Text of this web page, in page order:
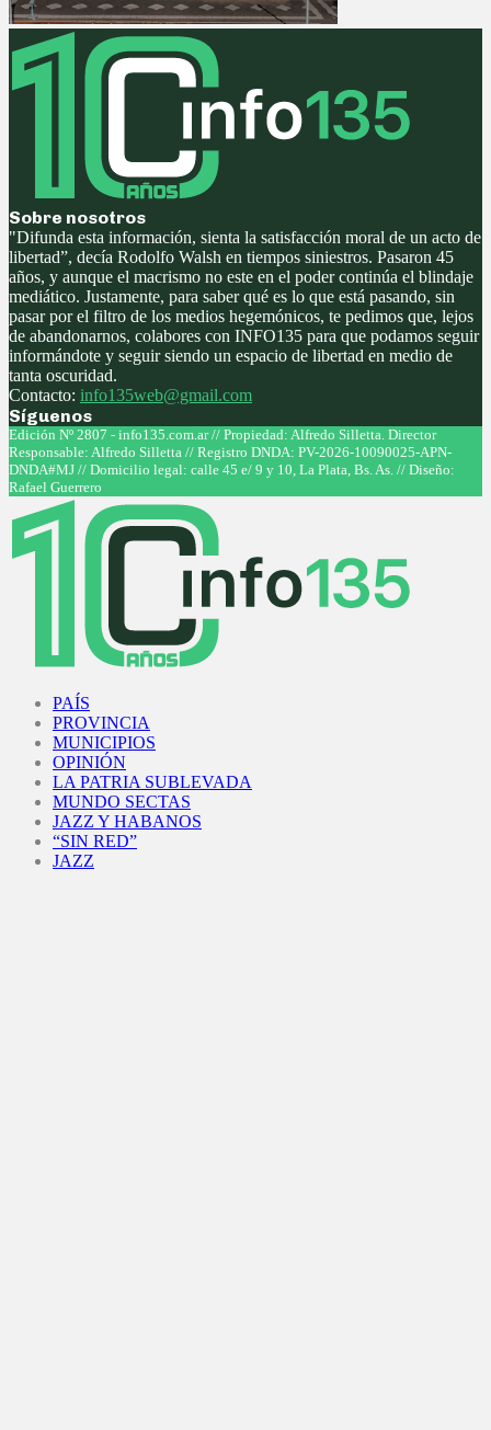
Sobre nosotros
"Difunda esta información, sienta la satisfacción moral de un acto de
libertad”, decía Rodolfo Walsh en tiempos siniestros. Pasaron 45
años, y aunque el macrismo no este en el poder continúa el blindaje
mediático. Justamente, para saber qué es lo que está pasando, sin
pasar por el filtro de los medios hegemónicos, te pedimos que, lejos
de abandonarnos, colabores con INFO135 para que podamos seguir
informándote y seguir siendo un espacio de libertad en medio de
tanta oscuridad.
Contacto: info135web@gmail.com
Síguenos
Facebook
Twitter
Instagram
Youtube
Edición Nº 2807 - info135.com.ar // Propiedad: Alfredo Silletta. Director
Responsable: Alfredo Silletta // Registro DNDA: PV-2026-10090025-APN-
DNDA#MJ // Domicilio legal: calle 45 e/ 9 y 10, La Plata, Bs. As. // Diseño:
Rafael Guerrero
PAÍS
PROVINCIA
MUNICIPIOS
OPINIÓN
LA PATRIA SUBLEVADA
MUNDO SECTAS
JAZZ Y HABANOS
“SIN RED”
JAZZ